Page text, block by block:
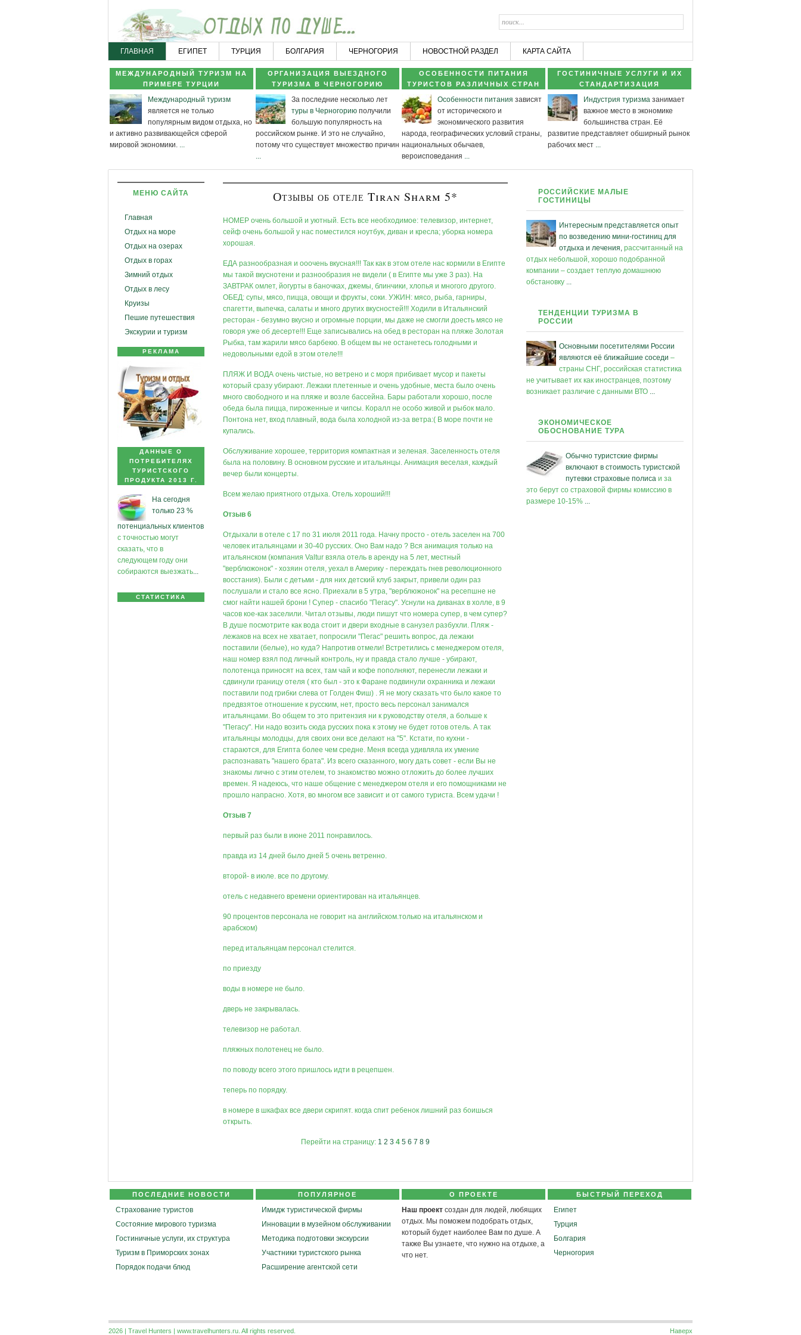
ГЛАВНАЯ ЕГИПЕТ ТУРЦИЯ БОЛГАРИЯ ЧЕРНОГОРИЯ НОВОСТНОЙ РАЗДЕЛ КАРТА САЙТА
МЕЖДУНАРОДНЫЙ ТУРИЗМ НА
ПРИМЕРЕ ТУРЦИИ
Международный туризм
является не только
популярным видом отдыха, но
и активно развивающейся сферой
мировой экономики. ...
ОРГАНИЗАЦИЯ ВЫЕЗДНОГО
ТУРИЗМА В ЧЕРНОГОРИЮ
За последние несколько лет
туры в Черногорию получили
большую популярность на
российском рынке. И это не случайно,
потому что существует множество причин
...
ОСОБЕННОСТИ ПИТАНИЯ
ТУРИСТОВ РАЗЛИЧНЫХ СТРАН
Особенности питания зависят
от исторического и
экономического развития
народа, географических условий страны,
национальных обычаев,
вероисповедания ...
ГОСТИНИЧНЫЕ УСЛУГИ И ИХ
СТАНДАРТИЗАЦИЯ
Индустрия туризма занимает
важное место в экономике
большинства стран. Её
развитие представляет обширный рынок
рабочих мест ...
Отзывы об отеле Tiran Sharm 5*
НОМЕР очень большой и уютный. Есть все необходимое: телевизор, интернет,
сейф очень большой у нас поместился ноутбук, диван и кресла; уборка номера
хорошая.
ЕДА разнообразная и ооочень вкусная!!! Так как в этом отеле нас кормили в Египте
мы такой вкуснотени и разнообразия не видели ( в Египте мы уже 3 раз). На
ЗАВТРАК омлет, йогурты в баночках, джемы, блинчики, хлопья и многого другого.
ОБЕД: супы, мясо, пицца, овощи и фрукты, соки. УЖИН: мясо, рыба, гарниры,
спагетти, выпечка, салаты и много других вкусностей!!! Ходили в Итальянский
ресторан - безумно вкусно и огромные порции, мы даже не смогли доесть мясо не
говоря уже об десерте!!! Еще записывались на обед в ресторан на пляже Золотая
Рыбка, там жарили мясо барбекю. В общем вы не останетесь голодными и
недовольными едой в этом отеле!!!
ПЛЯЖ И ВОДА очень чистые, но ветрено и с моря прибивает мусор и пакеты
который сразу убирают. Лежаки плетенные и очень удобные, места было очень
много свободного и на пляже и возле бассейна. Бары работали хорошо, после
обеда была пицца, пироженные и чипсы. Коралл не особо живой и рыбок мало.
Понтона нет, вход плавный, вода была холодной из-за ветра:( В море почти не
купались.
Обслуживание хорошее, территория компактная и зеленая. Заселенность отеля
была на половину. В основном русские и итальянцы. Анимация веселая, каждый
вечер были концерты.
Всем желаю приятного отдыха. Отель хороший!!!
Отзыв 6
Отдыхали в отеле с 17 по 31 июля 2011 года. Начну просто - отель заселен на 700
человек итальянцами и 30-40 русских. Оно Вам надо ? Вся анимация только на
итальянском (компания Valtur взяла отель в аренду на 5 лет, местный
"верблюжонок" - хозяин отеля, уехал в Америку - переждать гнев революционного
восстания). Были с детьми - для них детский клуб закрыт, привели один раз
послушали и стало все ясно. Приехали в 5 утра, "верблюжонок" на ресепшне не
смог найти нашей брони ! Супер - спасибо "Пегасу". Уснули на диванах в холле, в 9
часов кое-как заселили. Читал отзывы, люди пишут что номера супер, в чем супер?
В душе посмотрите как вода стоит и двери входные в санузел разбухли. Пляж -
лежаков на всех не хватает, попросили "Пегас" решить вопрос, да лежаки
поставили (белые), но куда? Напротив отмели! Встретились с менеджером отеля,
наш номер взял под личный контроль, ну и правда стало лучше - убирают,
полотенца приносят на всех, там чай и кофе пополняют, перенесли лежаки и
сдвинули границу отеля ( кто был - это к Фаране подвинули охранника и лежаки
поставили под грибки слева от Голден Фиш) . Я не могу сказать что было какое то
предвзятое отношение к русским, нет, просто весь персонал занимался
итальянцами. Во общем то это притензия ни к руководству отеля, а больше к
"Пегасу". Ни надо возить сюда русских пока к этому не будет готов отель. А так
итальянцы молодцы, для своих они все делают на "5". Кстати, по кухни -
стараются, для Египта более чем средне. Меня всегда удивляла их умение
распознавать "нашего брата". Из всего сказанного, могу дать совет - если Вы не
знакомы лично с этим отелем, то знакомство можно отложить до более лучших
времен. Я надеюсь, что наше общение с менеджером отеля и его помощниками не
прошло напрасно. Хотя, во многом все зависит и от самого туриста. Всем удачи !
Отзыв 7
первый раз были в июне 2011 понравилось.
правда из 14 дней было дней 5 очень ветренно.
второй- в июле. все по другому.
отель с недавнего времени ориентирован на итальянцев.
90 процентов персонала не говорит на английском.только на итальянском и
арабском)
перед итальянцам персонал стелится.
по приезду
воды в номере не было.
дверь не закрывалась.
телевизор не работал.
пляжных полотенец не было.
по поводу всего этого пришлось идти в рецепшен.
теперь по порядку.
в номере в шкафах все двери скрипят. когда спит ребенок лишний раз боишься
открыть.
Перейти на страницу: 1 2 3 4 5 6 7 8 9
МЕНЮ САЙТА
Главная
Отдых на море
Отдых на озерах
Отдых в горах
Зимний отдых
Отдых в лесу
Круизы
Пешие путешествия
Экскурии и туризм
РЕКЛАМА
ДАННЫЕ О
ПОТРЕБИТЕЛЯХ
ТУРИСТСКОГО
ПРОДУКТА 2013 Г.
На сегодня
только 23 %
потенциальных клиентов
с точностью могут
сказать, что в
следующем году они
собираются выезжать...
СТАТИСТИКА
РОССИЙСКИЕ МАЛЫЕ
ГОСТИНИЦЫ
Интересным представляется опыт
по возведению мини-гостиниц для
отдыха и лечения, рассчитанный на
отдых небольшой, хорошо подобранной
компании – создает теплую домашнюю
обстановку ...
ТЕНДЕНЦИИ ТУРИЗМА В
РОССИИ
Основными посетителями России
являются её ближайшие соседи –
страны СНГ, российская статистика
не учитывает их как иностранцев, поэтому
возникает различие с данными ВТО ...
ЭКОНОМИЧЕСКОЕ
ОБОСНОВАНИЕ ТУРА
Обычно туристские фирмы
включают в стоимость туристской
путевки страховые полиса и за
это берут со страховой фирмы комиссию в
размере 10-15% ...
ПОСЛЕДНИЕ НОВОСТИ
Страхование туристов
Состояние мирового туризма
Гостиничные услуги, их структура
Туризм в Приморских зонах
Порядок подачи блюд
ПОПУЛЯРНОЕ
Имидж туристической фирмы
Инновации в музейном обслуживании
Методика подготовки экскурсии
Участники туристского рынка
Расширение агентской сети
О ПРОЕКТЕ
Наш проект создан для людей, любящих
отдых. Мы поможем подобрать отдых,
который будет наиболее Вам по душе. А
также Вы узнаете, что нужно на отдыхе, а
что нет.
БЫСТРЫЙ ПЕРЕХОД
Египет
Турция
Болгария
Черногория
2026 | Travel Hunters | www.travelhunters.ru. All rights reserved. Наверх